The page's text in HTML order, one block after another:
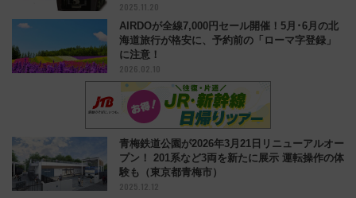
2025.11.20
AIRDOが全線7,000円セール開催！5月･6月の北
海道旅行が格安に、予約前の「ローマ字登録」
に注意！
2026.02.10
青梅鉄道公園が2026年3月21日リニューアルオー
プン！ 201系など3両を新たに展示 運転操作の体
験も（東京都青梅市）
2025.12.12